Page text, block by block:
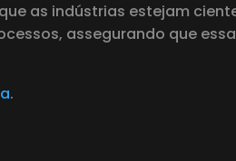
as indústrias estejam
assegurando que
.